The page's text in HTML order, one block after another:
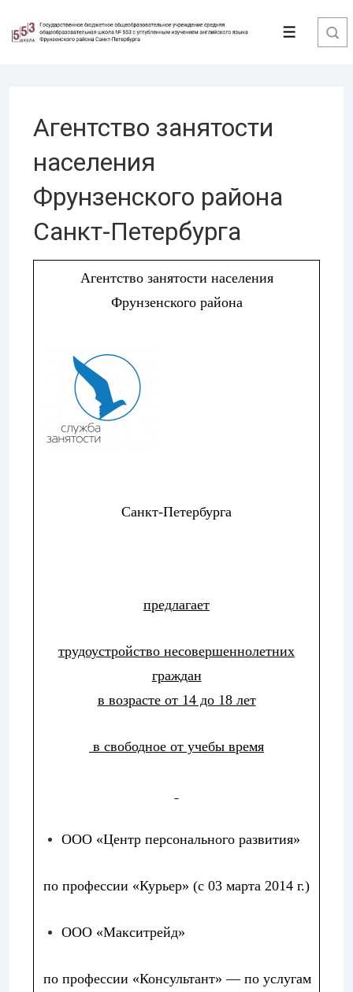
Перейти
Меню
Агентство занятости
населения
Фрунзенского района
Санкт-Петербурга
Агентство занятости населения
Фрунзенского района
Санкт-Петербурга
предлагает
трудоустройство несовершеннолетних
граждан
в возрасте от 14 до 18 лет
в свободное от учебы время
ООО «Центр персонального развития»
по профессии «Курьер» (с 03 марта 2014 г.)
ООО «Макситрейд»
по профессии «Консультант» — по услугам